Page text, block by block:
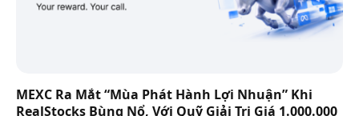
MEXC Ra Mắt “Mùa Phát Hành Lợi Nhuận” Khi
RealStocks Bùng Nổ, Với Quỹ Giải Trị Giá 1.000.000